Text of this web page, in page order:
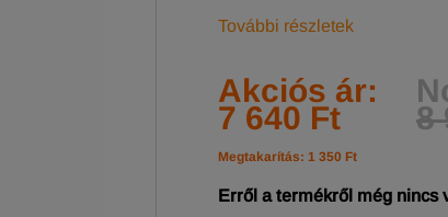
További részletek
Akciós ár:
7 640 Ft 8
Megtakarítás: 1 350 Ft
Erről a termékről még nincs